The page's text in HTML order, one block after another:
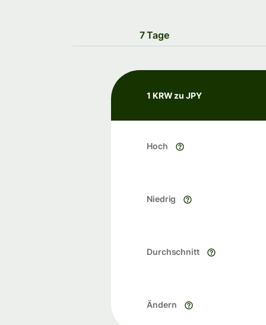
7 Tage
1 KRW zu JPY
Hoch
Niedrig
Durchschnitt
Ändern